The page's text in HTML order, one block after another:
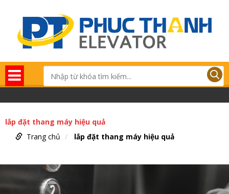
lắp đặt thang máy hiệu quả
Trang chủ
lắp đặt thang máy hiệu quả